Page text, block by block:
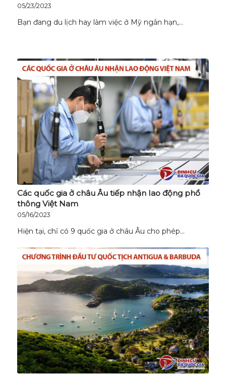
05/23/2023
Bạn đang du lịch hay làm việc ở Mỹ ngắn hạn,…
Các quốc gia ở châu Âu tiếp nhận lao động phổ
thông Việt Nam
05/16/2023
Hiện tại, chỉ có 9 quốc gia ở châu Âu cho phép…